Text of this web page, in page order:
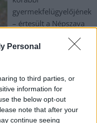
Personal
to third parties, or
information for
the below opt-out
note that after your
continue seeing
gyermekfelügyelőjének
– értesült a Népszava
gyanúsítottként
nem közölték,
képviseletétől, a Dr.
eszerint a szolnoki
a cikkünkben megjelent
megtették Szabóval